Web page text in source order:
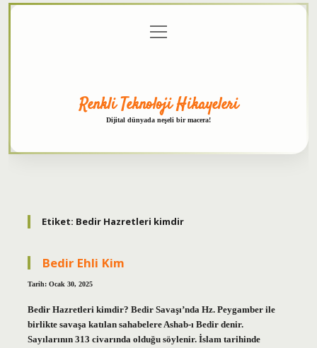
menüyü
aç
Renkli Teknoloji Hikayeleri
Dijital dünyada neşeli bir macera!
Etiket: Bedir Hazretleri kimdir
Bedir Ehli Kim
Tarih: Ocak 30, 2025
Bedir Hazretleri kimdir? Bedir Savaşı’nda Hz. Peygamber ile
birlikte savaşa katılan sahabelere Ashab-ı Bedir denir.
Sayılarının 313 civarında olduğu söylenir. İslam tarihinde